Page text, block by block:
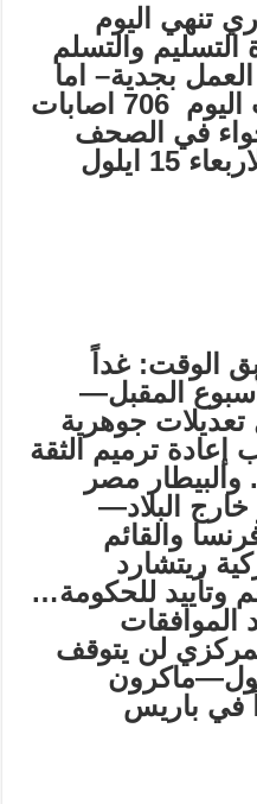
تنهي اليوم
والتسلم
بجدية– اما
وزارة الصحة فسجلت اليوم 706 اصابات
في الصحف
الصادرة صباح اليوم الاربعاء 15 ايلول
الوقت: غداً
المقبل—
جوهرية
إعادة ترميم الثقة
والبيطار مصر
البلاد—
والقائم
ريتشارد
وتأييد للحكومة…
لن يتوقف
في باريس